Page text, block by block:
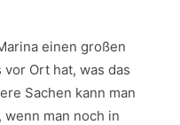
einen großen
Ort hat, was das
Sachen kann man
man noch in